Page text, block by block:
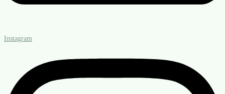
Instagram